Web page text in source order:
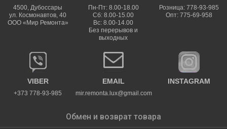
4500,Дубоссары
ул. Космонавтов, 40
ООО «Мир Ремонта»
Пн-Пт: 8.00-18.00
Сб: 8.00-15.00
Вс: 8.00-14.00
Без перерывов и
выходных
Розница: 778-93-985
Опт: 775-69-958
VIBER
+373 778-93-985
EMAIL
mir.remonta.lux@gmail.com
INSTAGRAM
Обмен и возврат товара